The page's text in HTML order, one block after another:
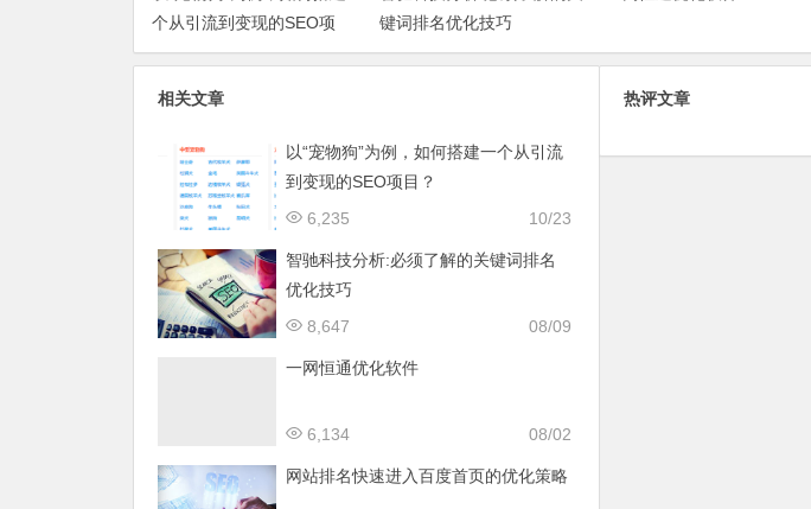
个从引流到变现的SEO项
目？
键词排名优化技巧
相关文章
以“宠物狗”为例，如何搭建一个从引流
到变现的SEO项目？
10/23
6,235
智驰科技分析:必须了解的关键词排名
优化技巧
08/09
8,647
一网恒通优化软件
08/02
6,134
网站排名快速进入百度首页的优化策略
热评文章